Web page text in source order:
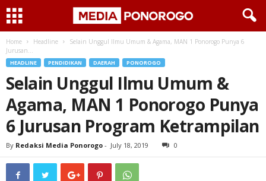
Home Headline
Selain Unggul Ilmu Umum & Agama, MAN 1 Ponorogo Punya 6
Jurusan...
HEADLINE PENDIDIKAN DAERAH PONOROGO
Selain Unggul Ilmu Umum &
Agama, MAN 1 Ponorogo Punya
6 Jurusan Program Ketrampilan
By Redaksi Media Ponorogo - July 18, 2019 0